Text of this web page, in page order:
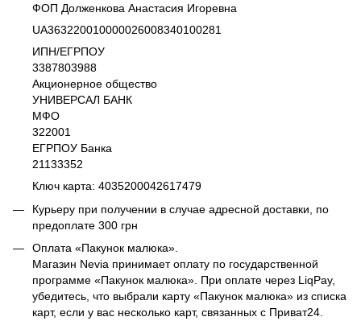
ФОП Долженкова Анастасия Игоревна
UA363220010000026008340100281
ИПН/ЕГРПОУ
3387803988
Акционерное общество
УНИВЕРСАЛ БАНК
МФО
322001
ЕГРПОУ Банка
21133352
Ключ карта: 4035200042617479
Курьеру при получении в случае адресной доставки, по
предоплате 300 грн
Оплата «Пакунок малюка».
Магазин Nevia принимает оплату по государственной
программе «Пакунок малюка». При оплате через LiqPay,
убедитесь, что выбрали карту «Пакунок малюка» из списка
карт, если у вас несколько карт, связанных с Приват24.